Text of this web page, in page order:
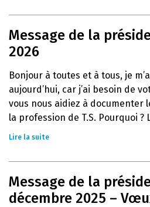
Message de la
2026
Bonjour à toutes et à tous, je
aujourd’hui, car j’ai besoin de
vous nous aidiez à documenter
la profession de T.S. Pourquoi ?
Lire la suite
Message de la
décembre 2025 –